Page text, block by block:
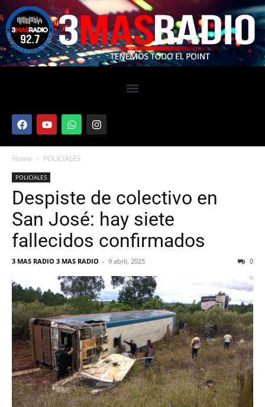
Home POLICIALES
POLICIALES
Despiste de colectivo en
San José: hay siete
fallecidos confirmados
3 MAS RADIO 3 MAS RADIO - 9 abril, 2025 0